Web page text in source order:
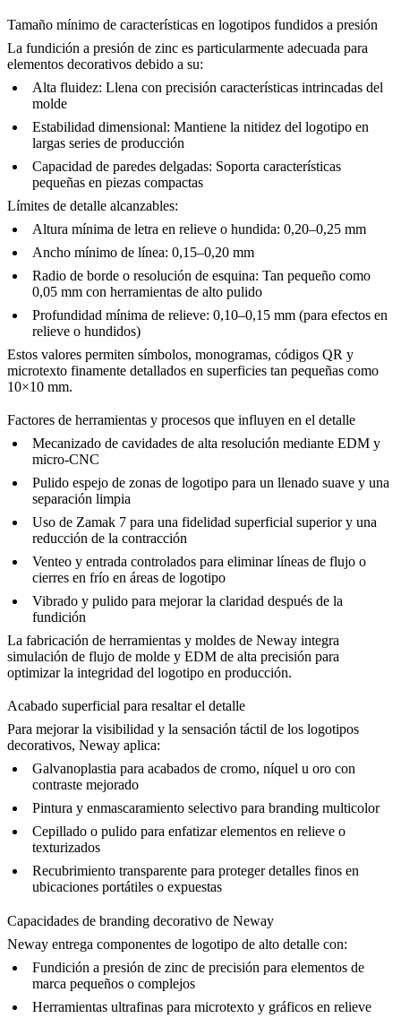
Tamaño mínimo de características en logotipos fundidos a presión
La fundición a presión de zinc es particularmente adecuada para
elementos decorativos debido a su:
Alta fluidez: Llena con precisión características intrincadas del
molde
Estabilidad dimensional: Mantiene la nitidez del logotipo en
largas series de producción
Capacidad de paredes delgadas: Soporta características
pequeñas en piezas compactas
Límites de detalle alcanzables:
Altura mínima de letra en relieve o hundida: 0,20–0,25 mm
Ancho mínimo de línea: 0,15–0,20 mm
Radio de borde o resolución de esquina: Tan pequeño como
0,05 mm con herramientas de alto pulido
Profundidad mínima de relieve: 0,10–0,15 mm (para efectos en
relieve o hundidos)
Estos valores permiten símbolos, monogramas, códigos QR y
microtexto finamente detallados en superficies tan pequeñas como
10×10 mm.
Factores de herramientas y procesos que influyen en el detalle
Mecanizado de cavidades de alta resolución mediante EDM y
micro-CNC
Pulido espejo de zonas de logotipo para un llenado suave y una
separación limpia
Uso de Zamak 7 para una fidelidad superficial superior y una
reducción de la contracción
Venteo y entrada controlados para eliminar líneas de flujo o
cierres en frío en áreas de logotipo
Vibrado y pulido para mejorar la claridad después de la
fundición
La fabricación de herramientas y moldes de Neway integra
simulación de flujo de molde y EDM de alta precisión para
optimizar la integridad del logotipo en producción.
Acabado superficial para resaltar el detalle
Para mejorar la visibilidad y la sensación táctil de los logotipos
decorativos, Neway aplica:
Galvanoplastia para acabados de cromo, níquel u oro con
contraste mejorado
Pintura y enmascaramiento selectivo para branding multicolor
Cepillado o pulido para enfatizar elementos en relieve o
texturizados
Recubrimiento transparente para proteger detalles finos en
ubicaciones portátiles o expuestas
Capacidades de branding decorativo de Neway
Neway entrega componentes de logotipo de alto detalle con:
Fundición a presión de zinc de precisión para elementos de
marca pequeños o complejos
Herramientas ultrafinas para microtexto y gráficos en relieve